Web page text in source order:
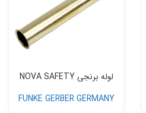
لوله برنجی NOVA SAFETY
FUNKE GERBER GERMANY